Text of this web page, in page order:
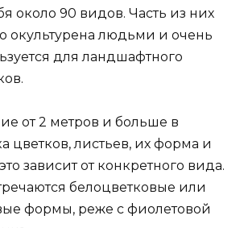
около 90 видов. Часть из них
окультурена людьми и очень
для ландшафтного
от 2 метров и больше в
цветков, листьев, их форма и
зависит от конкретного вида.
белоцветковые или
формы, реже с фиолетовой